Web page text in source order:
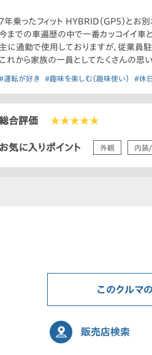
7年乗ったフィット HYBRID（GP5）とお別
今までの車遍歴の中で一番カッコイイ車
主に通勤で使用しておりますが、従業員駐
これから家族の一員としてたくさんの思
運転が好き #趣味を楽しむ（趣味使い） #休日
合評価 ★★★★★
お気に入りポイント 外観 内装
このクルマ
販売店検索